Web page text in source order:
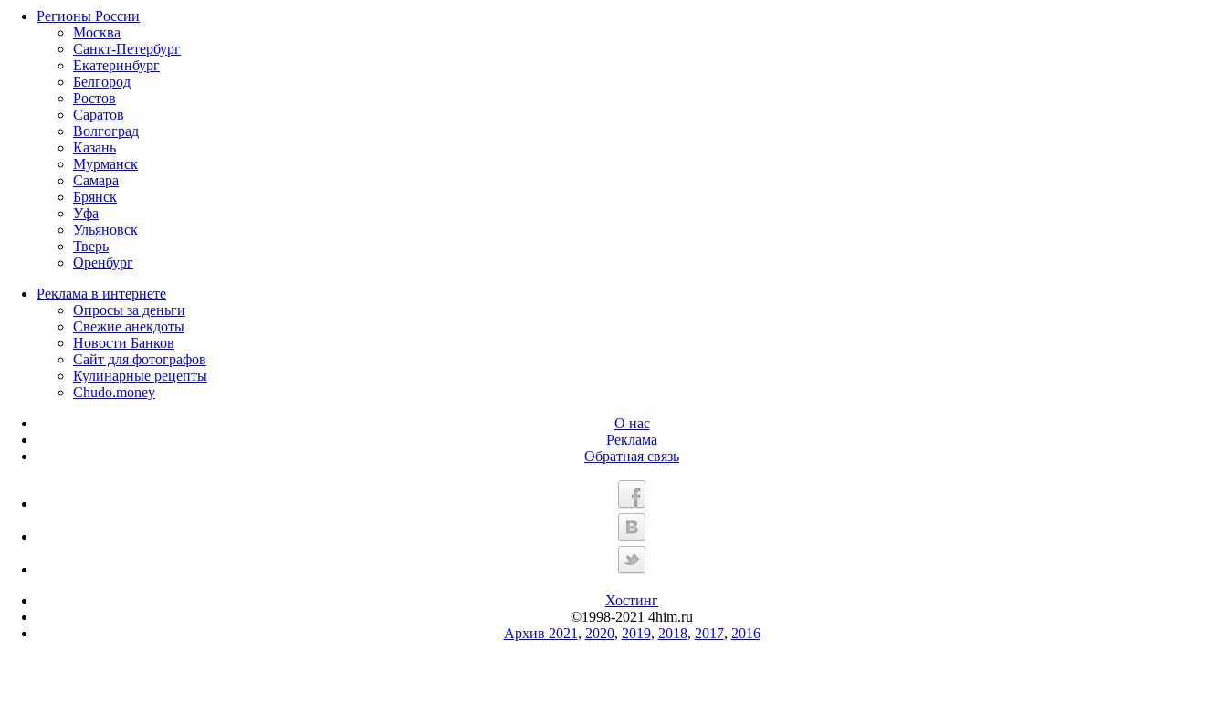
Регионы России
Москва
Санкт-Петербург
Екатеринбург
Белгород
Ростов
Саратов
Волгоград
Казань
Мурманск
Самара
Брянск
Уфа
Ульяновск
Тверь
Оренбург
Реклама в интернете
Опросы за деньги
Свежие анекдоты
Новости Банков
Сайт для фотографов
Кулинарные рецепты
Chudo.money
О нас
Реклама
Обратная связь
Хостинг
©1998-2021 4him.ru
Архив 2021 , 2020, 2019, 2018, 2017, 2016